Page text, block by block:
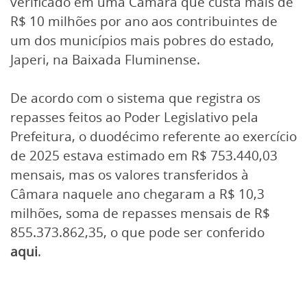
R$ 10 milhões por ano aos contribuintes de
um dos municípios mais pobres do estado,
Japeri, na Baixada Fluminense.
De acordo com o sistema que registra os
repasses feitos ao Poder Legislativo pela
Prefeitura, o duodécimo referente ao exercício
de 2025 estava estimado em R$ 753.440,03
mensais, mas os valores transferidos à
Câmara naquele ano chegaram a R$ 10,3
milhões, soma de repasses mensais de R$
855.373.862,35, o que pode ser conferido
aqui.